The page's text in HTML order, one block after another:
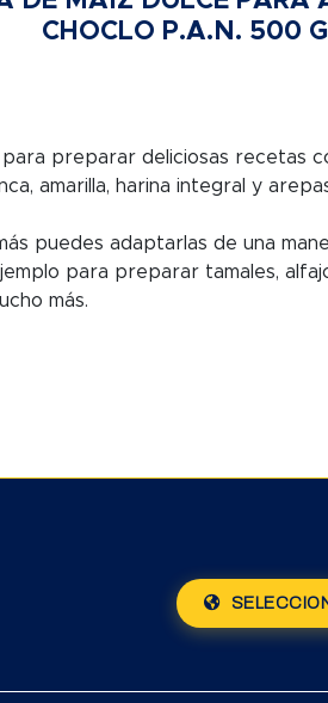
CHOCLO P.A.N. 500 G
preparar deliciosas recetas
amarilla, harina integral y
puedes adaptarlas de una
para preparar tamales,
más.